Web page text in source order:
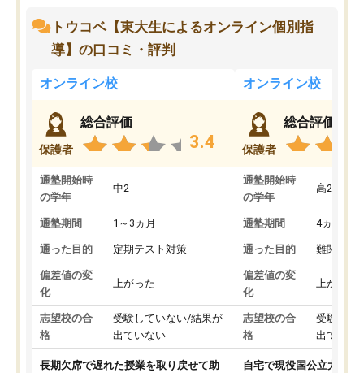
トウコベ【東大生によるオンライン個別指
導】の口コミ・評判
オンライン校
保護者
総合評価
3.4
通塾開始時
の学年
中2
通塾期間 1～3ヵ月
通った目的 定期テスト対策
偏差値の変
化
上がった
志望校の合
格
受験していない/結果が
出ていない
長期欠席で遅れた授業を取り戻せて助
オンライン校
保護者
総合評価
通塾開始時
の学年
高2
通塾期間 4ヵ月～1
通った目的 難関私立
偏差値の変
化
上がった
志望校の合
格
受験して
出ていな
自宅で現役国公立大学生